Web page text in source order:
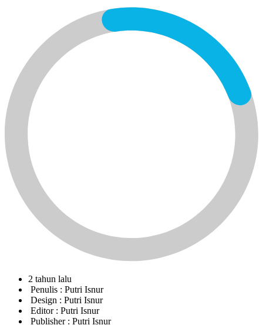
2 tahun lalu
Penulis : Putri Isnur
Design : Putri Isnur
Editor : Putri Isnur
Publisher : Putri Isnur